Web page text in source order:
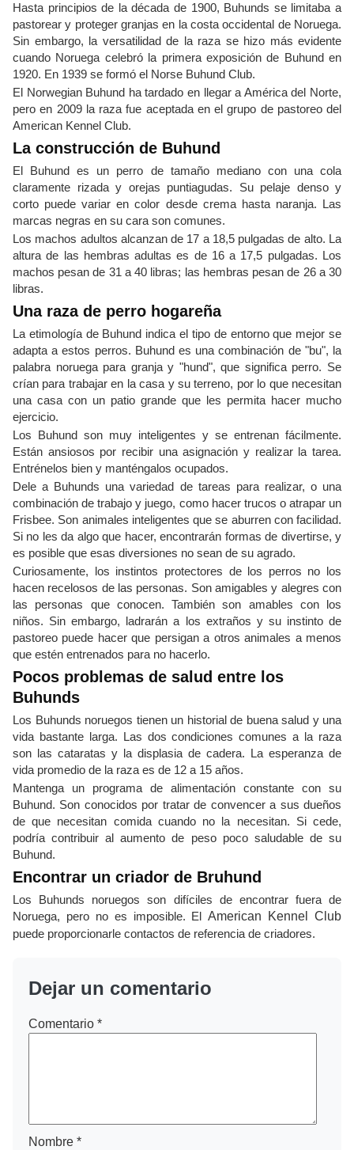
Hasta principios de la década de 1900, Buhunds se limitaba a
pastorear y proteger granjas en la costa occidental de Noruega.
Sin embargo, la versatilidad de la raza se hizo más evidente
cuando Noruega celebró la primera exposición de Buhund en
1920. En 1939 se formó el Norse Buhund Club.
El Norwegian Buhund ha tardado en llegar a América del Norte,
pero en 2009 la raza fue aceptada en el grupo de pastoreo del
American Kennel Club.
La construcción de Buhund
El Buhund es un perro de tamaño mediano con una cola
claramente rizada y orejas puntiagudas. Su pelaje denso y
corto puede variar en color desde crema hasta naranja. Las
marcas negras en su cara son comunes.
Los machos adultos alcanzan de 17 a 18,5 pulgadas de alto. La
altura de las hembras adultas es de 16 a 17,5 pulgadas. Los
machos pesan de 31 a 40 libras; las hembras pesan de 26 a 30
libras.
Una raza de perro hogareña
La etimología de Buhund indica el tipo de entorno que mejor se
adapta a estos perros. Buhund es una combinación de "bu", la
palabra noruega para granja y "hund", que significa perro. Se
crían para trabajar en la casa y su terreno, por lo que necesitan
una casa con un patio grande que les permita hacer mucho
ejercicio.
Los Buhund son muy inteligentes y se entrenan fácilmente.
Están ansiosos por recibir una asignación y realizar la tarea.
Entrénelos bien y manténgalos ocupados.
Dele a Buhunds una variedad de tareas para realizar, o una
combinación de trabajo y juego, como hacer trucos o atrapar un
Frisbee. Son animales inteligentes que se aburren con facilidad.
Si no les da algo que hacer, encontrarán formas de divertirse, y
es posible que esas diversiones no sean de su agrado.
Curiosamente, los instintos protectores de los perros no los
hacen recelosos de las personas. Son amigables y alegres con
las personas que conocen. También son amables con los
niños. Sin embargo, ladrarán a los extraños y su instinto de
pastoreo puede hacer que persigan a otros animales a menos
que estén entrenados para no hacerlo.
Pocos problemas de salud entre los
Buhunds
Los Buhunds noruegos tienen un historial de buena salud y una
vida bastante larga. Las dos condiciones comunes a la raza
son las cataratas y la displasia de cadera. La esperanza de
vida promedio de la raza es de 12 a 15 años.
Mantenga un programa de alimentación constante con su
Buhund. Son conocidos por tratar de convencer a sus dueños
de que necesitan comida cuando no la necesitan. Si cede,
podría contribuir al aumento de peso poco saludable de su
Buhund.
Encontrar un criador de Bruhund
Los Buhunds noruegos son difíciles de encontrar fuera de
Noruega, pero no es imposible. ElAmerican Kennel Club
puede proporcionarle contactos de referencia de criadores.
Dejar un comentario
Comentario *
Nombre *